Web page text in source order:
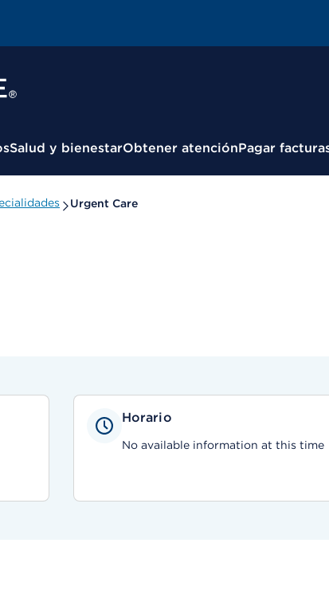
Salud y bienestarObtener atenciónPagar
Urgent Care
Horario
No available information at this time